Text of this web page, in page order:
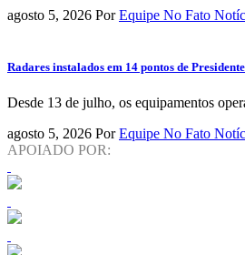
agosto 5, 2026 Por Equipe No Fato
Radares instalados em 14 pontos de
Desde 13 de julho, os equipamentos
agosto 5, 2026 Por Equipe No Fato
APOIADO POR: